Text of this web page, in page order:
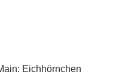
Eichhörnchen